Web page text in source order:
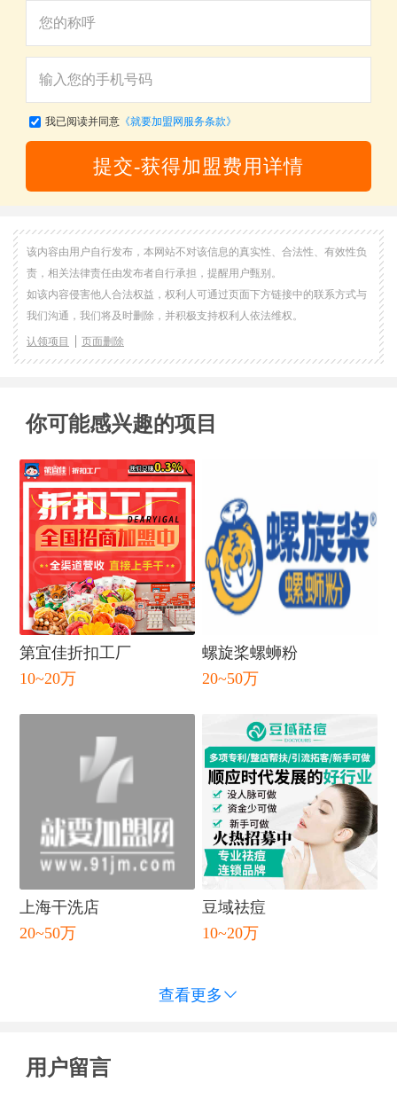
闭
我已阅读并同意《就要加盟网服务条款》
提交-获得加盟费用详情
该内容由用户自行发布，本网站不对该信息的真实性、合法性、有效性负
责，相关法律责任由发布者自行承担，提醒用户甄别。
如该内容侵害他人合法权益，权利人可通过页面下方链接中的联系方式与
我们沟通，我们将及时删除，并积极支持权利人依法维权。
认领项目 页面删除
你可能感兴趣的项目
第宜佳折扣工厂
10~20万
螺旋桨螺蛳粉
20~50万
上海干洗店
20~50万
豆域祛痘
10~20万
查看更多 
用户留言